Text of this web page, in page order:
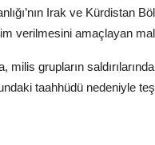
Irak ve Kürdistan
verilmesini amaçlayan mali
milis grupların
taahhüdü nedeniyle